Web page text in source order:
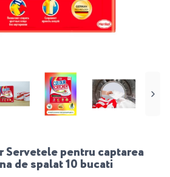
Servetele pentru captarea
de spalat 10 bucati